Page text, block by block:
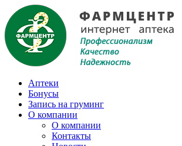
Аптеки
Бонусы
Запись на груминг
О компании
О компании
Контакты